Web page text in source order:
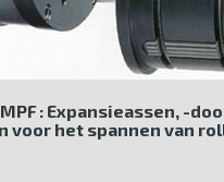
: Expansieassen, -
voor het spannen van